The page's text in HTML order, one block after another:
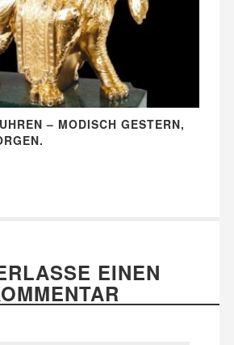
– MODISCH GESTERN,
EINEN